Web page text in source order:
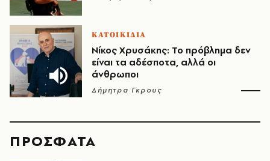
ΚΑΤΟΙΚΙΔΙΑ
Νίκος Χρυσάκης: Το πρόβλημα δεν
είναι τα αδέσποτα, αλλά οι
άνθρωποι
Δήμητρα Γκρους
ΠΡΟΣΦΑΤΑ